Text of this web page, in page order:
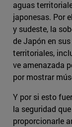
aguas
japonesas. Por
y sudeste, la
de Japón en
territoriales,
ve amenazada
por mostrar
Y por si esto
la seguridad
proporcionarle